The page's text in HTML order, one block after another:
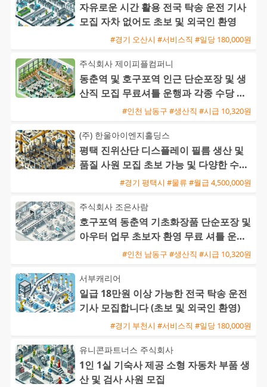
자유로운 시간 활용 전국 탁송 운전 기사
모집 자차 없어도 초보 및 외국인 환영
#경기 오산시 #서비스직 #일당 180,000원
주식회사 제이피플컴퍼니
동춘역 및 호구포역 인근 단순포장 및 생
산직 모집 무료셔틀 운행과 각종 수당 지
#인천 남동구 #생산직 #시급 10,320원
(주) 한울아이엔지홀딩스
평택 진위산단 디스플레이 필름 생산 및
품질 사원 모집 초보 가능 및 다양한 수당
#경기 평택시 #물류 #월급 4,500,000원
주식회사 조은사람
호구포역 동춘역 기초화장품 단순포장 및
아우터 업무 초보자 환영 무료 셔틀 운행
익일지급 가능#인천 남동구 #생산직 #시급 10,320원
서부캐리어
일급 18만원 이상 가능한 전국 탁송 운전
기사 모집합니다 (초보 및 외국인 환영)
#경기 부천시 #서비스직 #일당 180,000원
유니콘파트너스 주식회사
1인 1실 기숙사 제공 소형 자동차 부품 생
산 및 검사 사원 모집